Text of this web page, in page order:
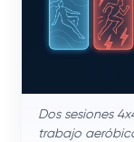
Dos sesiones
trabajo